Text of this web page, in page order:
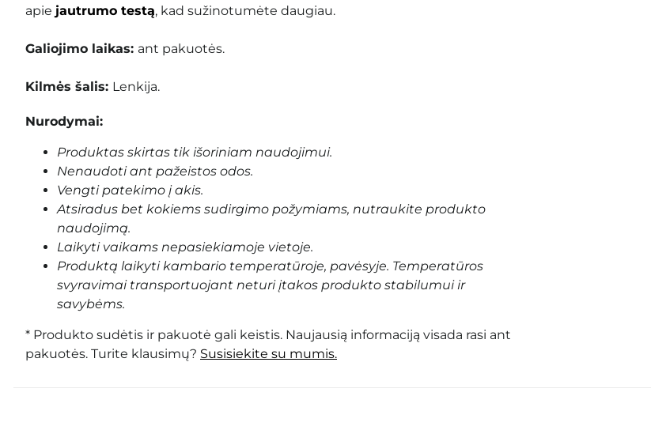
apie jautrumo testą, kad sužinotumėte daugiau.
Galiojimo laikas: ant pakuotės.
Kilmės šalis: Lenkija.
Nurodymai:
Produktas skirtas tik išoriniam naudojimui.
Nenaudoti ant pažeistos odos.
Vengti patekimo į akis.
Atsiradus bet kokiems sudirgimo požymiams, nutraukite produkto
naudojimą.
Laikyti vaikams nepasiekiamoje vietoje.
Produktą laikyti kambario temperatūroje, pavėsyje. Temperatūros
svyravimai transportuojant neturi įtakos produkto stabilumui ir
savybėms.
* Produkto sudėtis ir pakuotė gali keistis. Naujausią informaciją visada rasi ant
pakuotės. Turite klausimų? Susisiekite su mumis.